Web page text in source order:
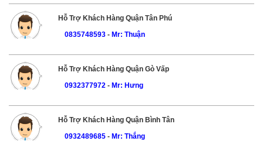
Hỗ Trợ Khách Hàng Quận Tân Phú
0835748593- Mr: Thuận
Hỗ Trợ Khách Hàng Quận Gò Vấp
0932377972- Mr: Hưng
Hỗ Trợ Khách Hàng Quận Bình Tân
0932489685- Mr: Thắng